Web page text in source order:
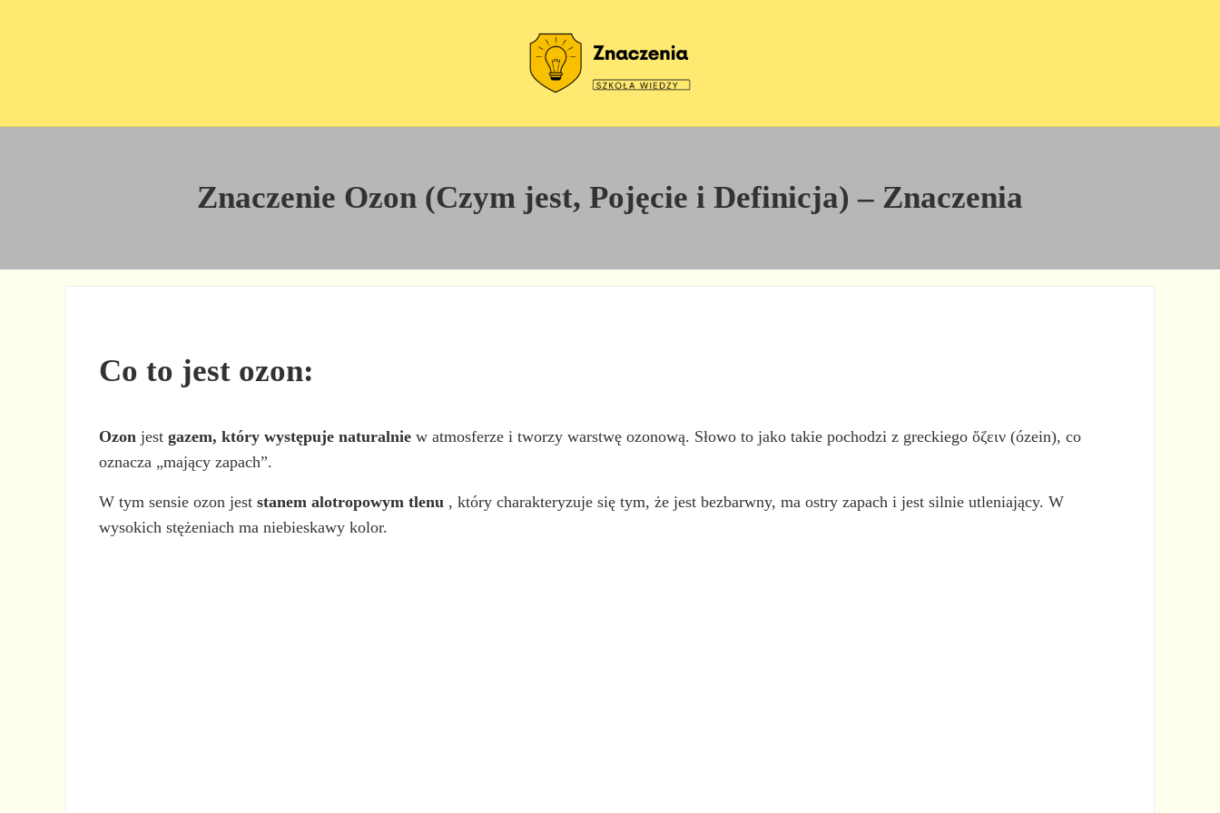
Znaczenie Ozon (Czym jest, Pojęcie i Definicja) – Znaczenia
Co to jest ozon:
Ozon jestgazem, który występuje naturalnie w atmosferze i tworzy warstwę ozonową. Słowo to jako takie pochodzi z greckiego ὄζειν (ózein), co
oznacza „mający zapach”.
W tym sensie ozon jeststanem alotropowym tlenu , który charakteryzuje się tym, że jest bezbarwny, ma ostry zapach i jest silnie utleniający. W
wysokich stężeniach ma niebieskawy kolor.